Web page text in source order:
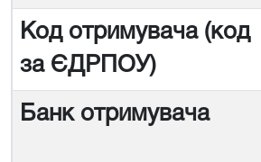
Код отримувача (код
за ЄДРПОУ)
Банк отримувача